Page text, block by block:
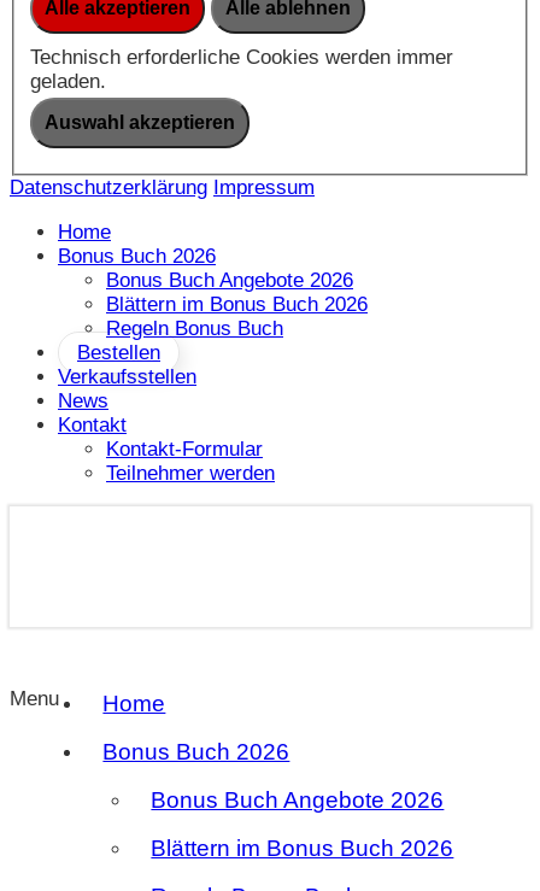
Technisch erforderliche Cookies werden immer
geladen.
Datenschutzerklärung Impressum
Home
Bonus Buch 2026
Bonus Buch Angebote 2026
Blättern im Bonus Buch 2026
Regeln Bonus Buch
Bestellen
Verkaufsstellen
News
Kontakt
Kontakt-Formular
Teilnehmer werden
Menu
Home
Bonus Buch 2026
Bonus Buch Angebote 2026
Blättern im Bonus Buch 2026